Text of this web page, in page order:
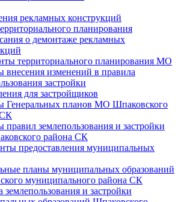
рекламных конструкций
планирования
о демонтаже рекламных
территориального планирования МО
внесения изменений в правила
застройки
для застройщиков
Генеральных планов МО Шпаковского
правил землепользования и застройки
района СК
предоставления муниципальных
планы муниципальных образований
муниципального района СК
землепользования и застройки